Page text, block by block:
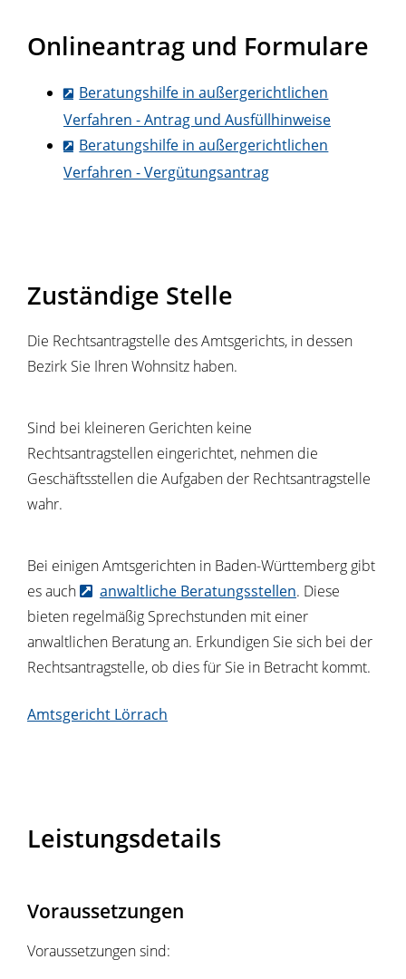
Onlineantrag und Formulare
Beratungshilfe in außergerichtlichen
Verfahren - Antrag und Ausfüllhinweise
Beratungshilfe in außergerichtlichen
Verfahren - Vergütungsantrag
Zuständige Stelle
Die Rechtsantragstelle des Amtsgerichts, in dessen
Bezirk Sie Ihren Wohnsitz haben.
Sind bei kleineren Gerichten keine
Rechtsantragstellen eingerichtet, nehmen die
Geschäftsstellen die Aufgaben der Rechtsantragstelle
wahr.
Bei einigen Amtsgerichten in Baden-Württemberg gibt
es auch
anwaltliche Beratungsstellen. Diese
bieten regelmäßig Sprechstunden mit einer
anwaltlichen Beratung an. Erkundigen Sie sich bei der
Rechtsantragstelle, ob dies für Sie in Betracht kommt.
Amtsgericht Lörrach
Leistungsdetails
Voraussetzungen
Voraussetzungen sind: